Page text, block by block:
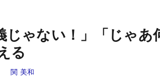
じゃない！」「じゃあ
る
関 美和